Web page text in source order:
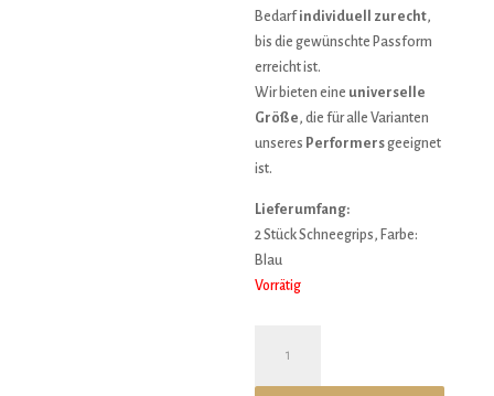
Bedarf individuell zurecht,
bis die gewünschte Passform
erreicht ist.
Wir bieten eine universelle
Größe, die für alle Varianten
unseres Performersgeeignet
ist.
Lieferumfang:
2 Stück Schneegrips, Farbe:
Blau
Vorrätig
(2